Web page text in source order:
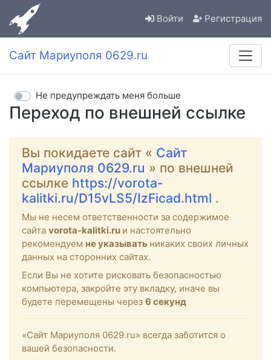
Войти Регистрация
Сайт Мариуполя 0629.ru
Переход по внешней ссылке
Не предупреждать меня больше
Вы покидаете сайт « Сайт
Мариуполя 0629.ru » по внешней
ссылке https://vorota-
kalitki.ru/D15vLS5/IzFicad.html .
Мы не несем ответственности за содержимое
сайта vorota-kalitki.ru и настоятельно
рекомендуем не указывать никаких своих личных
данных на сторонних сайтах.
Если Вы не хотите рисковать безопасностью
компьютера, закройте эту вкладку, иначе вы
будете перемещены через 6 секунд
«Сайт Мариуполя 0629.ru» всегда заботится о
вашей безопасности.